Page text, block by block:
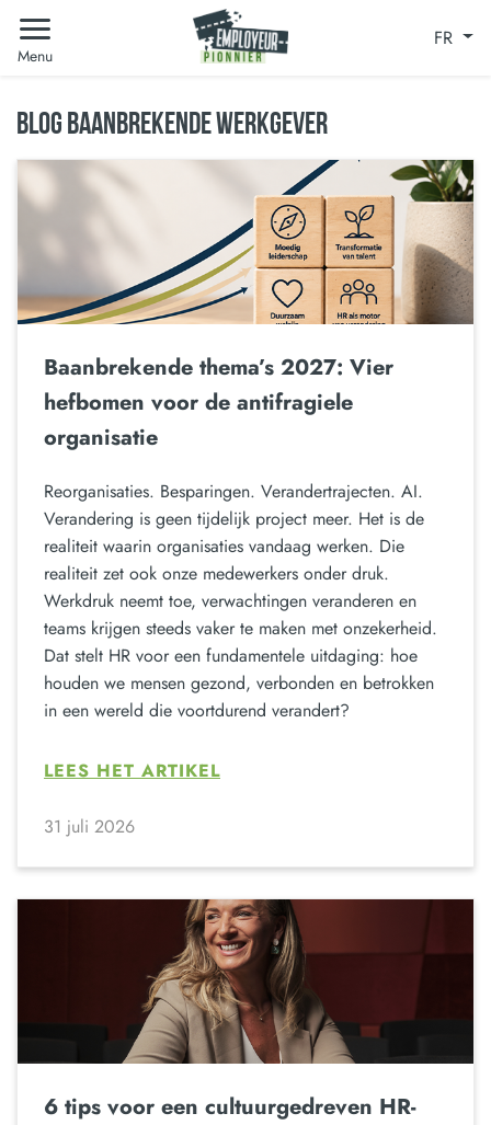
Menu
FR
BLOG BAANBREKENDE WERKGEVER
Baanbrekende thema’s 2027: Vier
hefbomen voor de antifragiele
organisatie
Reorganisaties. Besparingen. Verandertrajecten. AI.
Verandering is geen tijdelijk project meer. Het is de
realiteit waarin organisaties vandaag werken. Die
realiteit zet ook onze medewerkers onder druk.
Werkdruk neemt toe, verwachtingen veranderen en
teams krijgen steeds vaker te maken met onzekerheid.
Dat stelt HR voor een fundamentele uitdaging: hoe
houden we mensen gezond, verbonden en betrokken
in een wereld die voortdurend verandert?
LEES HET ARTIKEL
31 juli 2026
6 tips voor een cultuurgedreven HR-